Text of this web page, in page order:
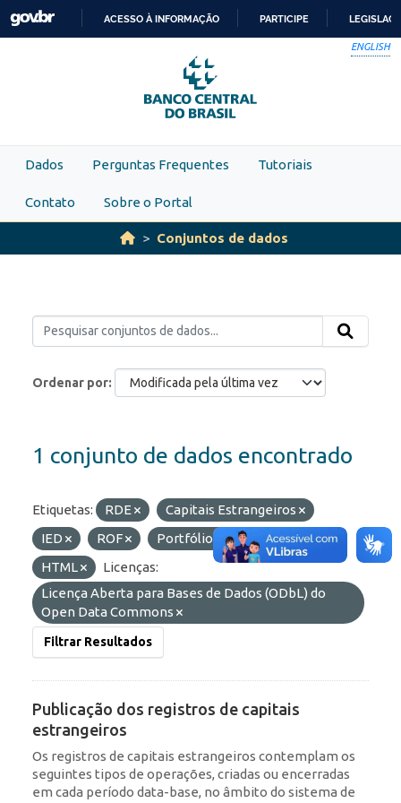
Skip to main content
PARA
O
CONTEÚDO
ACESSO À INFORMAÇÃO PARTICIPE
ENGLISH
Dados Perguntas Frequentes Tutoriais
Contato Sobre o Portal
Conjuntos de dados
Ordenar por
1 conjunto de dados encontrado
Etiquetas: RDE
Capitais Estrangeiros
IED
ROF Portfólio
Formatos:
HTML
Licenças:
Licença Aberta para Bases de Dados (ODbL) do
Open Data Commons
Filtrar Resultados
Publicação dos registros de capitais
estrangeiros
Os registros de capitais estrangeiros contemplam os
seguintes tipos de operações, criadas ou encerradas
em cada período data-base, no âmbito do sistema de